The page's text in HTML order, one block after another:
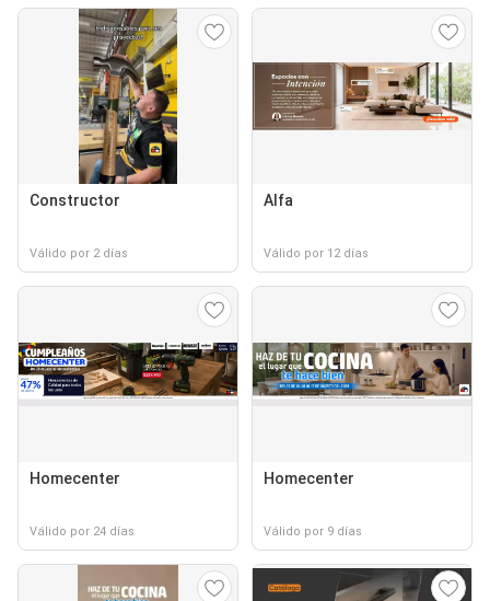
Constructor
Válido por 2 días
Alfa
Válido por 12 días
Homecenter
Válido por 24 días
Homecenter
Válido por 9 días